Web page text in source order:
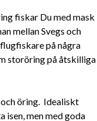
fiskar Du med mask
mellan Svegs och
på några
storöring på åtskilliga
öring. Idealiskt
men med goda